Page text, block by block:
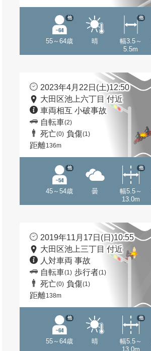
55～64歳
他
晴
幅3.5～
5.5m
他
2023年4月22日(土)12:50
大田区池上六丁目 付近
車両相互 小破事故
自転車(2)
死亡(0) 負傷(1)
距離136m
45～54歳
他
曇
幅5.5～
13.0m
他
2019年11月17日(日)10:55
大田区池上三丁目 付近
人対車両 事故
自転車(1) 歩行者(1)
死亡(0) 負傷(1)
距離138m
55～64歳
他
晴
幅5.5～
13.0m
他